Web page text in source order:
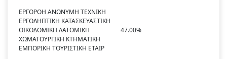
ΕΡΓΟΡΟΗ ΑΝΩΝΥΜΗ ΤΕΧΝΙΚΗ
ΕΡΓΟΛΗΠΤΙΚΗ ΚΑΤΑΣΚΕΥΑΣΤΙΚΗ
ΟΙΚΟΔΟΜΙΚΗ ΛΑΤΟΜΙΚΗ
ΧΩΜΑΤΟΥΡΓΙΚΗ ΚΤΗΜΑΤΙΚΗ
ΕΜΠΟΡΙΚΗ ΤΟΥΡΙΣΤΙΚΗ ΕΤΑΙΡ
47.00%